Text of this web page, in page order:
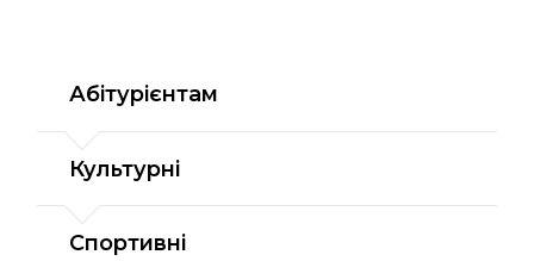
Абітурієнтам
Культурні
Спортивні